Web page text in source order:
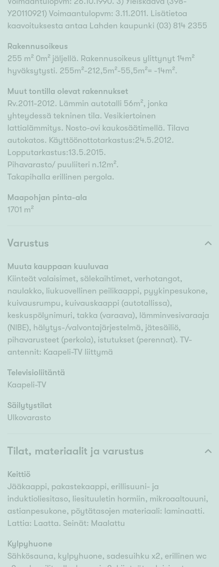
Y20110921) Voimaantulopvm: 3.11.2011. Lisätietoa
kaavoituksesta antaa Lahden kaupunki (03) 814 2355
Rakennusoikeus
255 m² 0m² jäljellä. Rakennusoikeus ylittynyt 14m²
hyväksytysti. 255m²-212,5m²-55,5m²= -14m².
Muut tontilla olevat rakennukset
Rv.2011-2012. Lämmin autotalli 56m², jonka
yhteydessä tekninen tila. Vesikiertoinen
lattialämmitys. Nosto-ovi kaukosäätimellä. Tilava
autokatos. Käyttöönottotarkastus:24.5.2012.
Lopputarkastus:13.5.2015.
Pihavarasto/ puuliiteri n.12m².
Takapihalla erillinen pergola.
Maapohjan pinta-ala
1701 m²
Varustus
Muuta kauppaan kuuluvaa
Kiinteät valaisimet, sälekaihtimet, verhotangot,
naulakko, liukuovellinen peilikaappi, pyykinpesukone,
kuivausrumpu, kuivauskaappi (autotallissa),
keskuspölynimuri, takka (varaava), lämminvesivaraaja
(NIBE), hälytys-/valvontajärjestelmä, jätesäiliö,
pihavarusteet (perkola), istutukset (perennat). TV-
antennit: Kaapeli-TV liittymä
Televisioliitäntä
Kaapeli-TV
Säilytystilat
Ulkovarasto
Tilat, materiaalit ja varustus
Keittiö
Jääkaappi, pakastekaappi, erillisuuni- ja
induktioliesitaso, liesituuletin hormiin, mikroaaltouuni,
astianpesukone, pöytätasojen materiaali: laminaatti.
Lattia: Laatta. Seinät: Maalattu
Kylpyhuone
Sähkösauna, kylpyhuone, sadesuihku x2, erillinen wc